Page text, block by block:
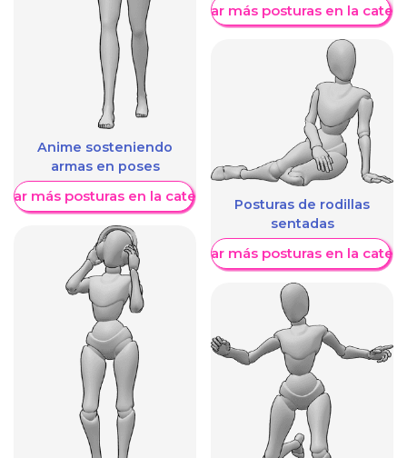
Anime sosteniendo
armas en poses
más posturas en la categoría
Mostrar más posturas en la
Posturas de rodillas
sentadas
Mostrar más posturas en la